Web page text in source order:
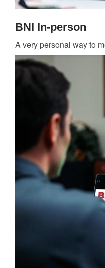
BNI In-person
A very personal way to